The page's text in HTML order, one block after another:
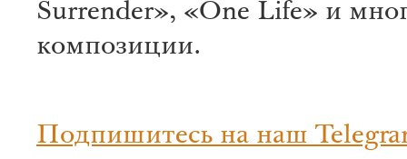
Surrender», «One Life» и
композиции.
Подпишитесь на наш